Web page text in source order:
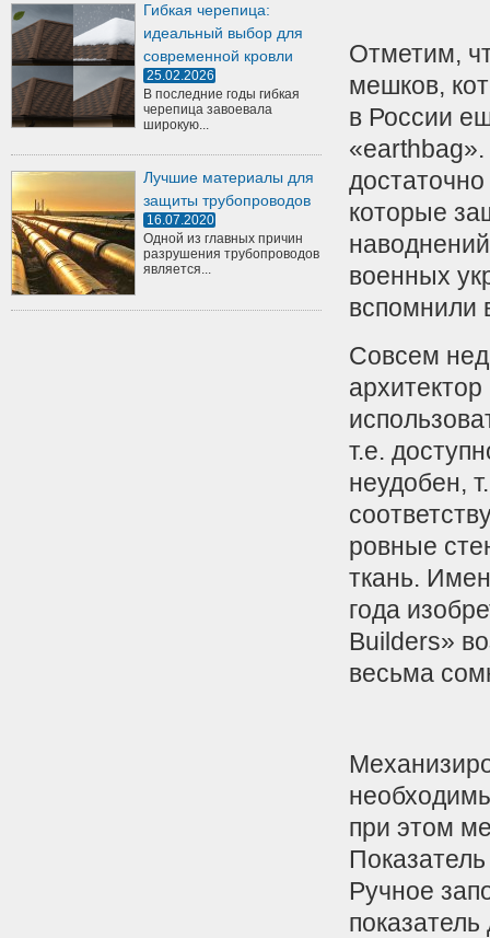
Гибкая черепица:
идеальный выбор для
современной кровли
25.02.2026
В последние годы гибкая
черепица завоевала
широкую...
Лучшие материалы для
защиты трубопроводов
16.07.2020
Одной из главных причин
разрушения трубопроводов
является...
Отметим,
мешков,
в России
которые
военных
вспомнили
Совсем
т.е.
неудобен,
ровные
ткань.
года
Builders»
весьма
при этом
Ручное